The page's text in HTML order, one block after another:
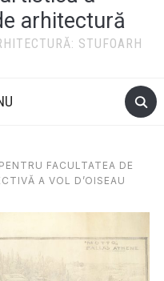
arhitectură
STUFOARH
FACULTATEA DE
A VOL D’OISEAU